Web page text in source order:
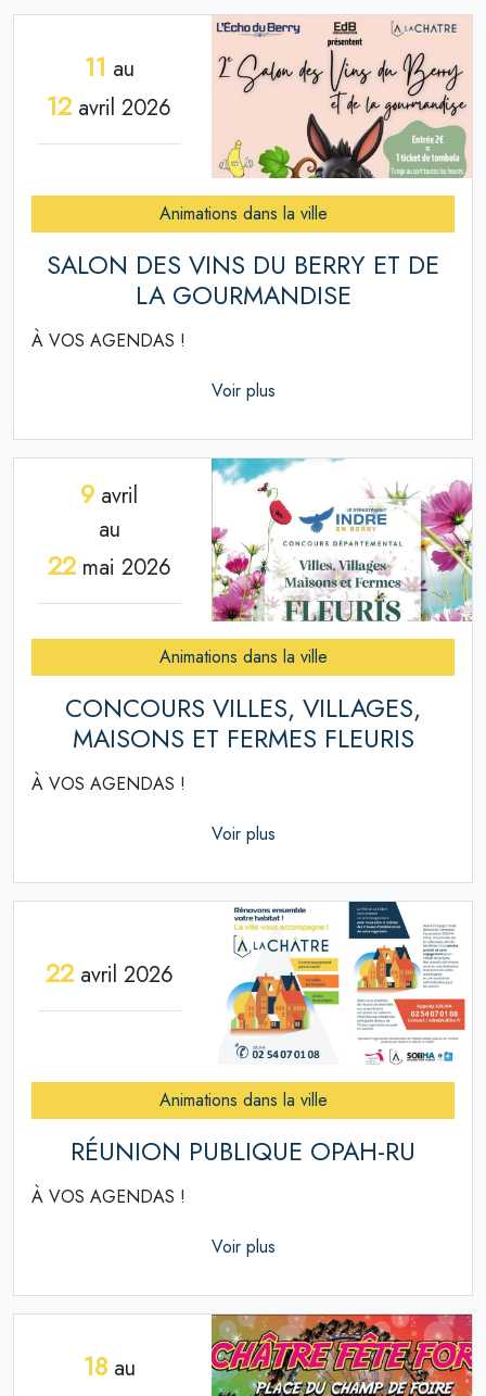
11 au
12 avril 2026
Animations dans la ville
SALON DES VINS DU BERRY ET DE
LA GOURMANDISE
À VOS AGENDAS !
Voir plus
9 avril
au
22mai 2026
Animations dans la ville
CONCOURS VILLES, VILLAGES,
MAISONS ET FERMES FLEURIS
À VOS AGENDAS !
Voir plus
22avril 2026
Animations dans la ville
RÉUNION PUBLIQUE OPAH-RU
À VOS AGENDAS !
Voir plus
18au